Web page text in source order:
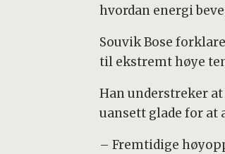
hvordan energi
Souvik Bose
til ekstremt høye
Han understreker
uansett glade for at
– Fremtidige